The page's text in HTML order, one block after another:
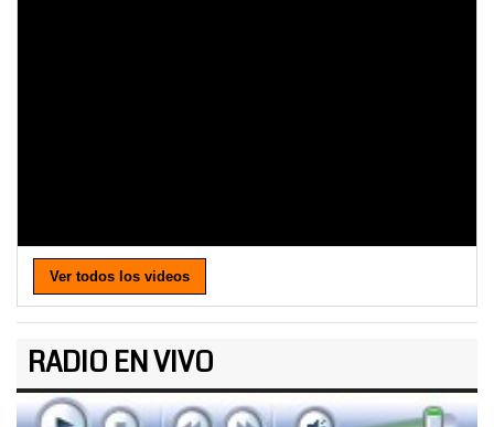
Ver todos los videos
RADIO EN VIVO